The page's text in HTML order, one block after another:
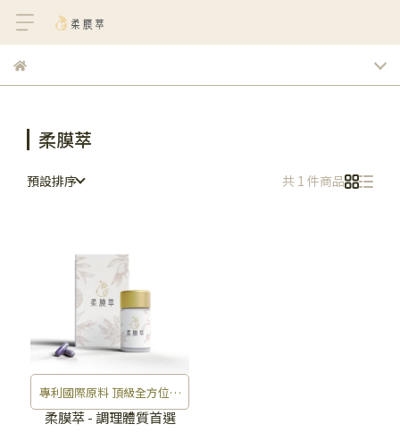
柔膜萃
預設排序 共 1 件商品
專利國際原料 頂級全方位修
復
柔膜萃 - 調理體質首選